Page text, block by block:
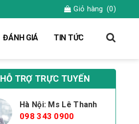
Giỏ hàng (0)
ĐÁNH GIÁ TIN TỨC
HỖ TRỢ TRỰC TUYẾN
Hà Nội: Ms Lê Thanh
098 343 0900